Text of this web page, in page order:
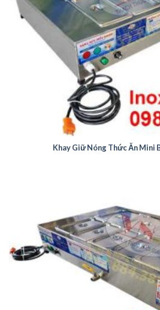
Khay Giữ Nóng Thức Ăn Mini